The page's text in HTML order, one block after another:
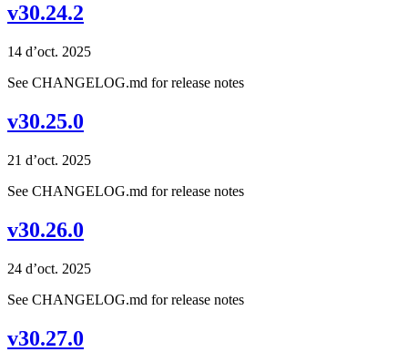
v30.24.2
14 d’oct. 2025
See CHANGELOG.md for release notes
v30.25.0
21 d’oct. 2025
See CHANGELOG.md for release notes
v30.26.0
24 d’oct. 2025
See CHANGELOG.md for release notes
v30.27.0